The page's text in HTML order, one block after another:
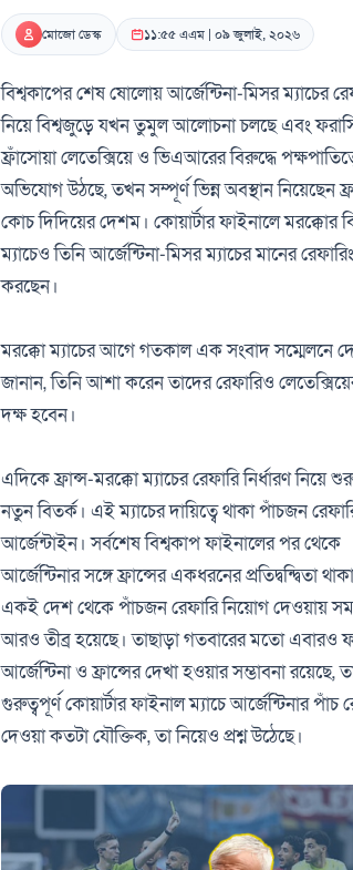
মোজো ডেস্ক ১১:৫৫ এএম | ০৯ জুলাই, ২০২৬
বিশ্বকাপের শেষ ষোলোয় আর্জেন্টিনা-মিসর ম্যাচের
নিয়ে বিশ্বজুড়ে যখন তুমুল আলোচনা চলছে এবং
ফ্রাঁসোয়া লেতেক্সিয়ে ও ভিএআরের বিরুদ্ধে
অভিযোগ উঠছে, তখন সম্পূর্ণ ভিন্ন অবস্থান নিয়েছেন
কোচ দিদিয়ের দেশম। কোয়ার্টার ফাইনালে মরক্কোর
ম্যাচেও তিনি আর্জেন্টিনা-মিসর ম্যাচের মানের
করছেন।
মরক্কো ম্যাচের আগে গতকাল এক সংবাদ সম্মেলনে
জানান, তিনি আশা করেন তাদের রেফারিও
দক্ষ হবেন।
এদিকে ফ্রান্স-মরক্কো ম্যাচের রেফারি নির্ধারণ নিয়ে
নতুন বিতর্ক। এই ম্যাচের দায়িত্বে থাকা পাঁচজন
আর্জেন্টাইন। সর্বশেষ বিশ্বকাপ ফাইনালের পর থেকে
আর্জেন্টিনার সঙ্গে ফ্রান্সের একধরনের প্রতিদ্বন্দ্বিতা
একই দেশ থেকে পাঁচজন রেফারি নিয়োগ দেওয়ায়
আরও তীব্র হয়েছে। তাছাড়া গতবারের মতো এবারও
আর্জেন্টিনা ও ফ্রান্সের দেখা হওয়ার সম্ভাবনা
গুরুত্বপূর্ণ কোয়ার্টার ফাইনাল ম্যাচে আর্জেন্টিনার পাঁচ
দেওয়া কতটা যৌক্তিক, তা নিয়েও প্রশ্ন উঠেছে।